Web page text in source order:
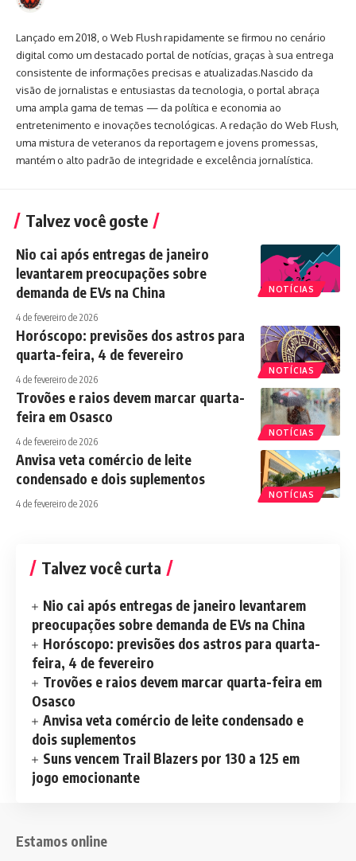
Lançado em 2018, o Web Flush rapidamente se firmou no cenário
digital como um destacado portal de notícias, graças à sua entrega
consistente de informações precisas e atualizadas.Nascido da
visão de jornalistas e entusiastas da tecnologia, o portal abraça
uma ampla gama de temas — da política e economia ao
entretenimento e inovações tecnológicas. A redação do Web Flush,
uma mistura de veteranos da reportagem e jovens promessas,
mantém o alto padrão de integridade e excelência jornalística.
Talvez você goste
NOTÍCIAS
Nio cai após entregas de janeiro
levantarem preocupações sobre
demanda de EVs na China
4 de fevereiro de 2026
NOTÍCIAS
Horóscopo: previsões dos astros para
quarta-feira, 4 de fevereiro
4 de fevereiro de 2026
NOTÍCIAS
Trovões e raios devem marcar quarta-
feira em Osasco
4 de fevereiro de 2026
NOTÍCIAS
Anvisa veta comércio de leite
condensado e dois suplementos
4 de fevereiro de 2026
Talvez você curta
Nio cai após entregas de janeiro levantarem
preocupações sobre demanda de EVs na China
Horóscopo: previsões dos astros para quarta-
feira, 4 de fevereiro
Trovões e raios devem marcar quarta-feira em
Osasco
Anvisa veta comércio de leite condensado e
dois suplementos
Suns vencem Trail Blazers por 130 a 125 em
jogo emocionante
Estamos online